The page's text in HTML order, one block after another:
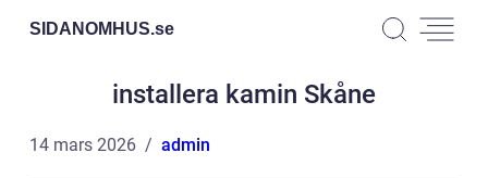
SIDANOMHUS.se
installera kamin Skåne
14 mars 2026 admin